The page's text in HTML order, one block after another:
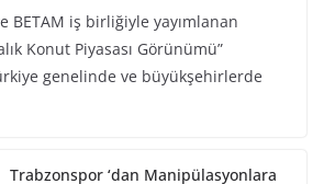
BETAM iş birliğiyle yayımlanan
Konut Piyasası Görünümü”
genelinde ve büyükşehirlerde
Trabzonspor ‘dan Manipülasyonlara